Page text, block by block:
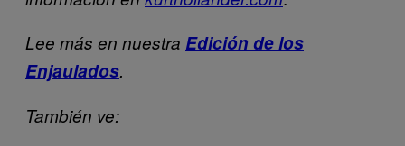
Lee más en nuestra Edición de los
Enjaulados.
También ve: